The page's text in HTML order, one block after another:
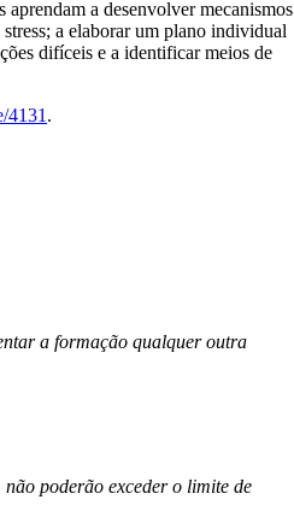
aprendam a desenvolver mecanismos
a elaborar um plano individual
difíceis e a identificar meios de
4131 .
a formação qualquer outra
poderão exceder o limite de